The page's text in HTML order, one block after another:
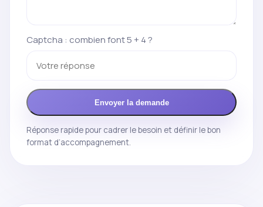
Captcha : combien font 5 + 4 ?
Envoyer la demande
Réponse rapide pour cadrer le besoin et définir le bon
format d’accompagnement.